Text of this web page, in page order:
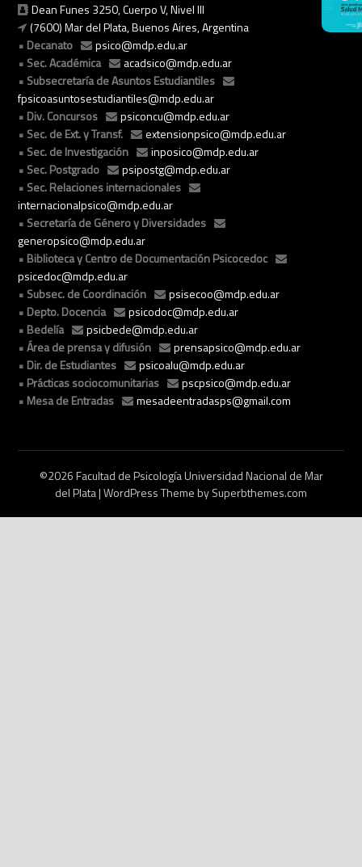
Dean Funes 3250, Cuerpo V, Nivel III
(7600) Mar del Plata, Buenos Aires, Argentina
Decanato
psico@mdp.edu.ar
Sec. Académica
acadsico@mdp.edu.ar
Subsecretaría de Asuntos Estudiantiles
fpsicoasuntosestudiantiles@mdp.edu.ar
Div. Concursos
psiconcu@mdp.edu.ar
Sec. de Ext. y Transf.
extensionpsico@mdp.edu.ar
Sec. de Investigación
inposico@mdp.edu.ar
Sec. Postgrado
psipostg@mdp.edu.ar
Sec. Relaciones internacionales
internacionalpsico@mdp.edu.ar
Secretaría de Género y Diversidades
generopsico@mdp.edu.ar
Biblioteca y Centro de Documentación Psicocedoc
psicedoc@mdp.edu.ar
Subsec. de Coordinación
psisecoo@mdp.edu.ar
Depto. Docencia
psicodoc@mdp.edu.ar
Bedelía
psicbede@mdp.edu.ar
Área de prensa y difusión
prensapsico@mdp.edu.ar
Dir. de Estudiantes
psicoalu@mdp.edu.ar
Prácticas sociocomunitarias
pscpsico@mdp.edu.ar
Mesa de Entradas
mesadeentradasps@gmail.com
©2026 Facultad de Psicología Universidad Nacional de Mar
del Plata| WordPress Theme bySuperbthemes.com